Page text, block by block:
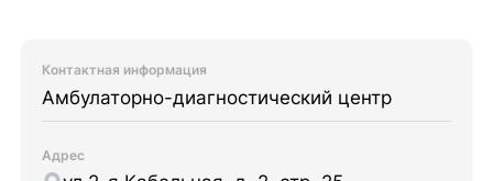
Контактная информация
Амбулаторно-диагностический центр
Адрес